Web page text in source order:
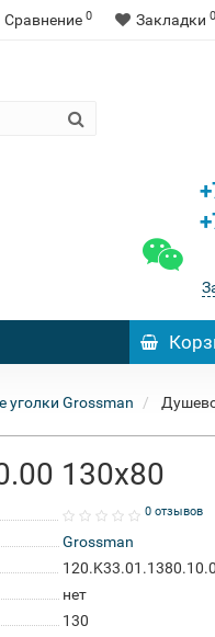
Сравнение 0 Закладки 0
уголки Grossman
130x80
0 отзывов
Grossman
нет
130